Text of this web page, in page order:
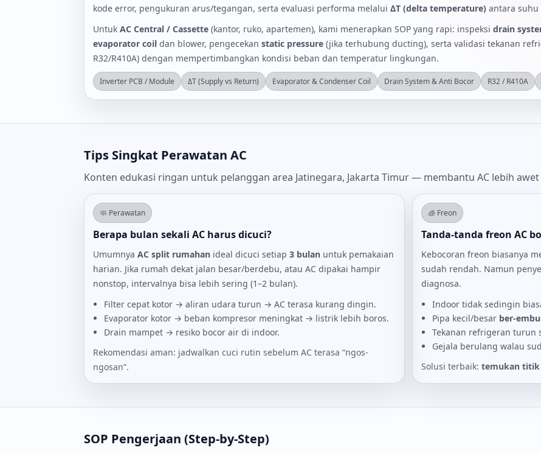
kode error, pengukuran arus/tegangan, serta evaluasi performa melalui ΔT (delta temperature) antara
Untuk AC Central / Cassette (kantor, ruko, apartemen), kami menerapkan SOP yang rapi: inspeksi drain
evaporator coil dan blower, pengecekan static pressure (jika terhubung ducting), serta validasi tekanan
R32/R410A) dengan mempertimbangkan kondisi beban dan temperatur lingkungan.
Inverter PCB / Module ΔT (Supply vs Return) Evaporator & Condenser Coil Drain System & Anti Bocor R32 / R410A
Tips Singkat Perawatan AC
Konten edukasi ringan untuk pelanggan area Jatinegara, Jakarta Timur — membantu AC lebih
🧼 Perawatan
Berapa bulan sekali AC harus dicuci?
Umumnya AC split rumahan ideal dicuci setiap 3 bulan untuk pemakaian
harian. Jika rumah dekat jalan besar/berdebu, atau AC dipakai hampir
nonstop, intervalnya bisa lebih sering (1–2 bulan).
Filter cepat kotor → aliran udara turun → AC terasa kurang dingin.
Evaporator kotor → beban kompresor meningkat → listrik lebih boros.
Drain mampet → resiko bocor air di indoor.
Rekomendasi aman: jadwalkan cuci rutin sebelum AC terasa “ngos-
ngosan”.
🧊 Freon
Tanda-tanda freon AC
Kebocoran freon biasanya
sudah rendah. Namun
diagnosa.
Indoor tidak sedingin
Pipa kecil/besar ber-
Tekanan refrigeran turun
Gejala berulang walau
Solusi terbaik: temukan titik
SOP Pengerjaan (Step-by-Step)